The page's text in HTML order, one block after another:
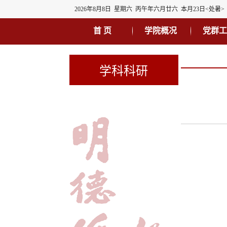
2026年8月8日 星期六 丙午年六月廿六 本月23日<处暑>
首 页 学院概况 党群
学科科研